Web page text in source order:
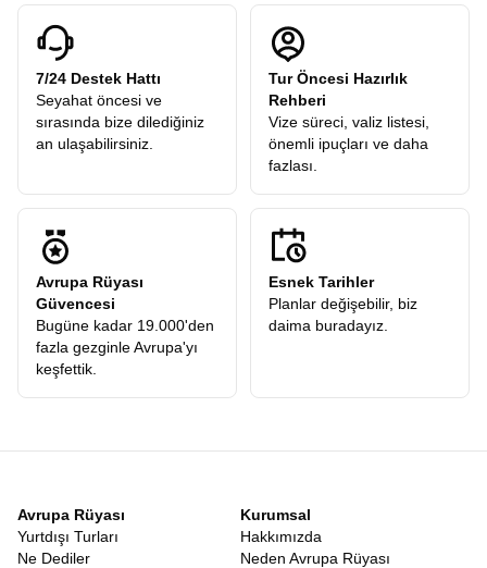
7/24 Destek Hattı
Seyahat öncesi ve
sırasında bize dilediğiniz
an ulaşabilirsiniz.
Tur Öncesi Hazırlık
Rehberi
Vize süreci, valiz listesi,
önemli ipuçları ve daha
fazlası.
Avrupa Rüyası
Güvencesi
Bugüne kadar 19.000'den
fazla gezginle Avrupa'yı
keşfettik.
Esnek Tarihler
Planlar değişebilir, biz
daima buradayız.
Avrupa Rüyası
Yurtdışı Turları
Ne Dediler
Kurumsal
Hakkımızda
Neden Avrupa Rüyası